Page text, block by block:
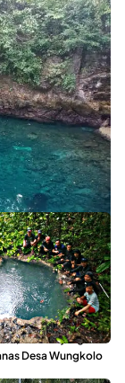
Morowali
Tempat Refreshing
Yuk Kunjungi
Desa Wungkolo